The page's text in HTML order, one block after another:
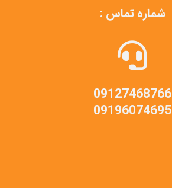
شماره تماس :
09127468766
09196074695